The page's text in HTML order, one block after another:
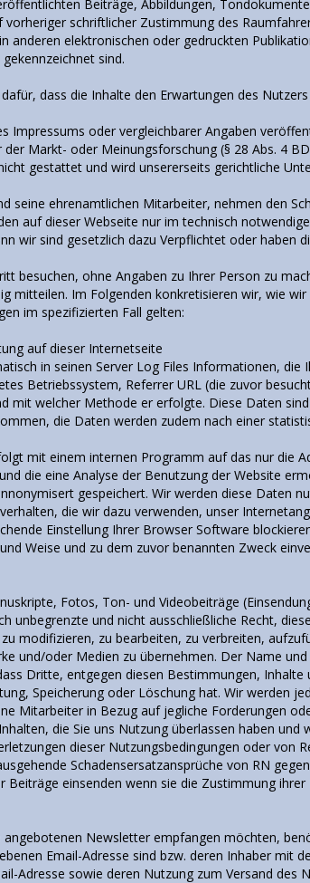
Beiträge, Abbildungen,
vorheriger schriftlicher Zustimmung des
anderen elektronischen oder gedruckten
sind.
dass die Inhalte den Erwartungen des
Impressums oder vergleichbarer Angaben
Markt- oder Meinungsforschung (§ 28 Abs. 4
gestattet und wird unsererseits gerichtliche
seine ehrenamtlichen Mitarbeiter, nehmen den
auf dieser Webseite nur im technisch
wir sind gesetzlich dazu Verpflichtet oder haben
besuchen, ohne Angaben zu Ihrer Person zu
mitteilen. Im Folgenden konkretisieren wir, wie
im spezifizierten Fall gelten:
auf dieser Internetseite
in seinen Server Log Files Informationen, die
Betriebssystem, Referrer URL (die zuvor
mit welcher Methode er erfolgte. Diese Daten
die Daten werden zudem nach einer
mit einem internen Programm auf das nur die
die eine Analyse der Benutzung der Website
gespeichert. Wir werden diese Daten
die wir dazu verwenden, unser
Einstellung Ihrer Browser Software
Weise und zu dem zuvor benannten Zweck
Fotos, Ton- und Videobeiträge
unbegrenzte und nicht ausschließliche Recht,
modifizieren, zu bearbeiten, zu verbreiten,
und/oder Medien zu übernehmen. Der Name
Dritte, entgegen diesen Bestimmungen,
Speicherung oder Löschung hat. Wir werden
Mitarbeiter in Bezug auf jegliche Forderungen
die Sie uns Nutzung überlassen haben
dieser Nutzungsbedingungen oder von
Schadensersatzansprüche von RN
Beiträge einsenden wenn sie die Zustimmung
angebotenen Newsletter empfangen möchten,
Email-Adresse sind bzw. deren Inhaber
Adresse sowie deren Nutzung zum Versand